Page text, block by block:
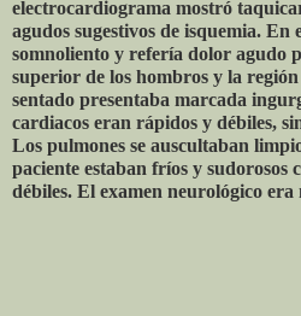
electrocardiograma mostró
agudos sugestivos de isquemia. En
somnoliento y refería dolor agudo
superior de los hombros y la
sentado presentaba marcada
cardiacos eran rápidos y débiles,
Los pulmones se auscultaban
paciente estaban fríos y sudorosos
débiles. El examen neurológico